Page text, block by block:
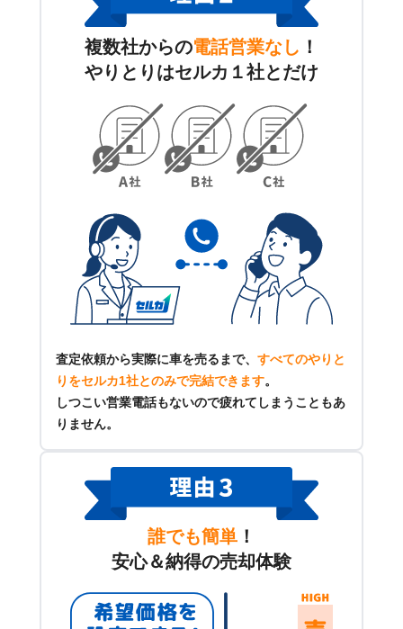
複数社からの電話営業なし ！
やりとりはセルカ１社とだけ
査定依頼から実際に車を売るまで、 すべてのやりと
りをセルカ1社とのみで完結できます。
しつこい営業電話もないので疲れてしまうこともあ
りません。
誰でも簡単 ！
安心＆納得の売却体験